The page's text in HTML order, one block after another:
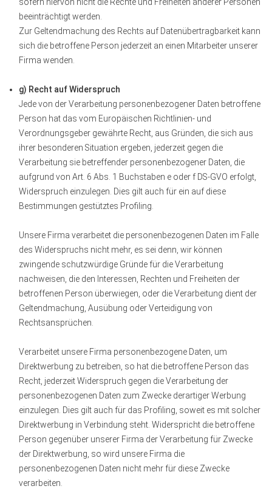
sofern hiervon nicht die Rechte und Freiheiten anderer Personen
beeinträchtigt werden.
Zur Geltendmachung des Rechts auf Datenübertragbarkeit kann
sich die betroffene Person jederzeit an einen Mitarbeiter unserer
Firma wenden.
g) Recht auf Widerspruch
Jede von der Verarbeitung personenbezogener Daten betroffene
Person hat das vom Europäischen Richtlinien- und
Verordnungsgeber gewährte Recht, aus Gründen, die sich aus
ihrer besonderen Situation ergeben, jederzeit gegen die
Verarbeitung sie betreffender personenbezogener Daten, die
aufgrund von Art. 6 Abs. 1 Buchstaben e oder f DS-GVO erfolgt,
Widerspruch einzulegen. Dies gilt auch für ein auf diese
Bestimmungen gestütztes Profiling.
Unsere Firma verarbeitet die personenbezogenen Daten im Falle
des Widerspruchs nicht mehr, es sei denn, wir können
zwingende schutzwürdige Gründe für die Verarbeitung
nachweisen, die den Interessen, Rechten und Freiheiten der
betroffenen Person überwiegen, oder die Verarbeitung dient der
Geltendmachung, Ausübung oder Verteidigung von
Rechtsansprüchen.
Verarbeitet unsere Firma personenbezogene Daten, um
Direktwerbung zu betreiben, so hat die betroffene Person das
Recht, jederzeit Widerspruch gegen die Verarbeitung der
personenbezogenen Daten zum Zwecke derartiger Werbung
einzulegen. Dies gilt auch für das Profiling, soweit es mit solcher
Direktwerbung in Verbindung steht. Widerspricht die betroffene
Person gegenüber unserer Firma der Verarbeitung für Zwecke
der Direktwerbung, so wird unsere Firma die
personenbezogenen Daten nicht mehr für diese Zwecke
verarbeiten.